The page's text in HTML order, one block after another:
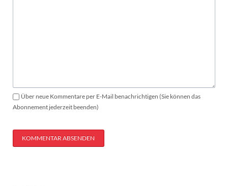
Über neue Kommentare per E-Mail benachrichtigen (Sie können das
Abonnement jederzeit beenden)
KOMMENTAR ABSENDEN